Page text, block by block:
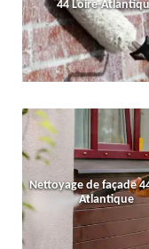
44 Loire-
Nettoyage de façade
Atlantique